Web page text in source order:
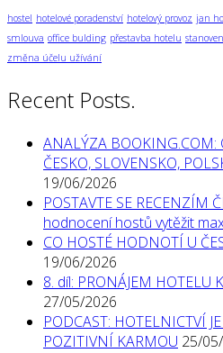
hostel hotelové poradenství hotelový provoz jan
smlouva office bulding přestavba hotelu
změna účelu užívání
Recent Posts.
ANALÝZA
ČESKO, SLOVENSKO,
19/06/2026
POSTAVTE SE RECENZÍM
hodnocení hostů vytěžit
CO HOSTÉ HODNOTÍ U
19/06/2026
8. díl: PRONÁJEM HOTELU
27/05/2026
PODCAST: HOTELNICTVÍ
POZITIVNÍ KARMOU 25/